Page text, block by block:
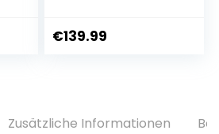
Station Fitness
€139.99
Zusätzliche Informationen